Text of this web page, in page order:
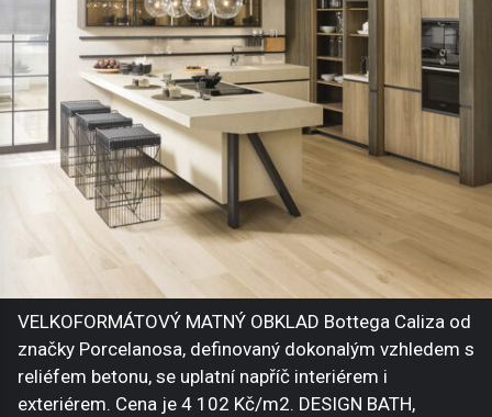
VELKOFORMÁTOVÝ MATNÝ OBKLAD Bottega Caliza od
značky Porcelanosa, definovaný dokonalým vzhledem s
reliéfem betonu, se uplatní napříč interiérem i
exteriérem. Cena je 4 102 Kč/m2. DESIGN BATH,